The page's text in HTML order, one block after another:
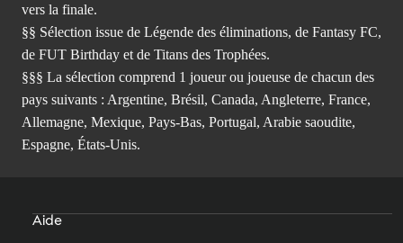
vers la finale.
§§ Sélection issue de Légende des éliminations, de Fantasy FC,
de FUT Birthday et de Titans des Trophées.
§§§ La sélection comprend 1 joueur ou joueuse de chacun des
pays suivants : Argentine, Brésil, Canada, Angleterre, France,
Allemagne, Mexique, Pays-Bas, Portugal, Arabie saoudite,
Espagne, États-Unis.
Aide